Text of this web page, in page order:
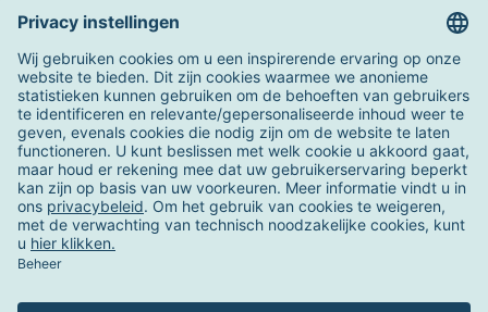
+31 204 990 283
Zo kunt u betalen